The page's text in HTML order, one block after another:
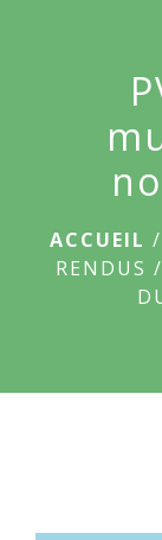
ACCUEIL /
RENDUS /